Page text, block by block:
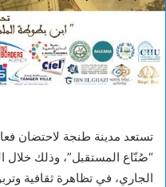
تستعد مدينة طنجة لاحتضان
الجاري، في تظاهرة ثقافية